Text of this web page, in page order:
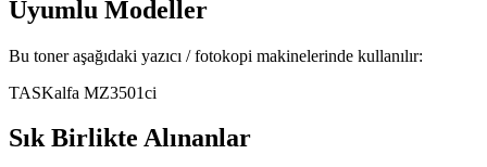
Uyumlu Modeller
Bu toner aşağıdaki yazıcı / fotokopi makinelerinde kullanılır:
TASKalfa MZ3501ci
Sık Birlikte Alınanlar